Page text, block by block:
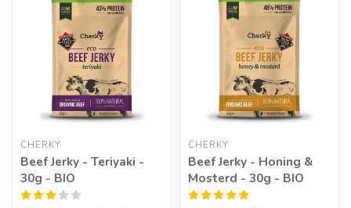
Geef een seintje
CHERKY
Beef Jerky - Teriyaki -
30g - BIO
CHERKY
Beef Jerky - Honing &
Mosterd - 30g - BIO